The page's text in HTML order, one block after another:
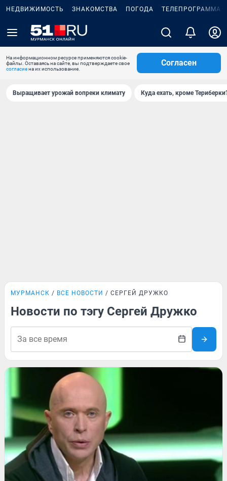
НЕДВИЖИМОСТЬ ЗНАКОМСТВА ПОГОДА ТЕЛЕПРОГРАММА
На информационном ресурсе применяются cookie-
файлы. Оставаясь на сайте, вы подтверждаете свое
согласиена их использование.
Согласен
Выращивает урожай вопреки климату Куда ехать, кроме
МУРМАНСК ВСЕ НОВОСТИ СЕРГЕЙ ДРУЖКО
Новости по тэгу Сергей Дружко